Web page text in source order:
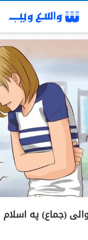
(جماع) په